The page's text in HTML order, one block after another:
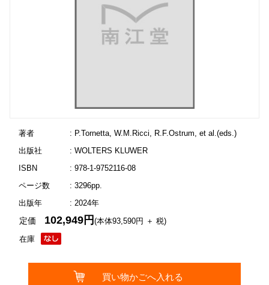
著者
: P.Tornetta, W.M.Ricci, R.F.Ostrum, et al.(eds.)
出版社
: WOLTERS KLUWER
ISBN
: 978-1-9752116-08
ページ数
: 3296pp.
出版年
: 2024年
在庫
定価 102,949円(本体93,590円 ＋ 税)